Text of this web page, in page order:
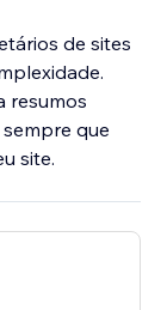
de sites
resumos
que
site.
clique e
um período